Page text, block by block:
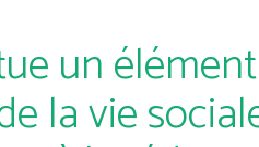
un
la vie